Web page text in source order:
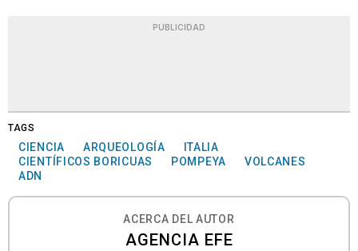
PUBLICIDAD
TAGS
CIENCIA ARQUEOLOGÍA
ITALIA
CIENTÍFICOS BORICUAS
POMPEYA
VOLCANES
ADN
ACERCA DEL AUTOR
AGENCIA EFE